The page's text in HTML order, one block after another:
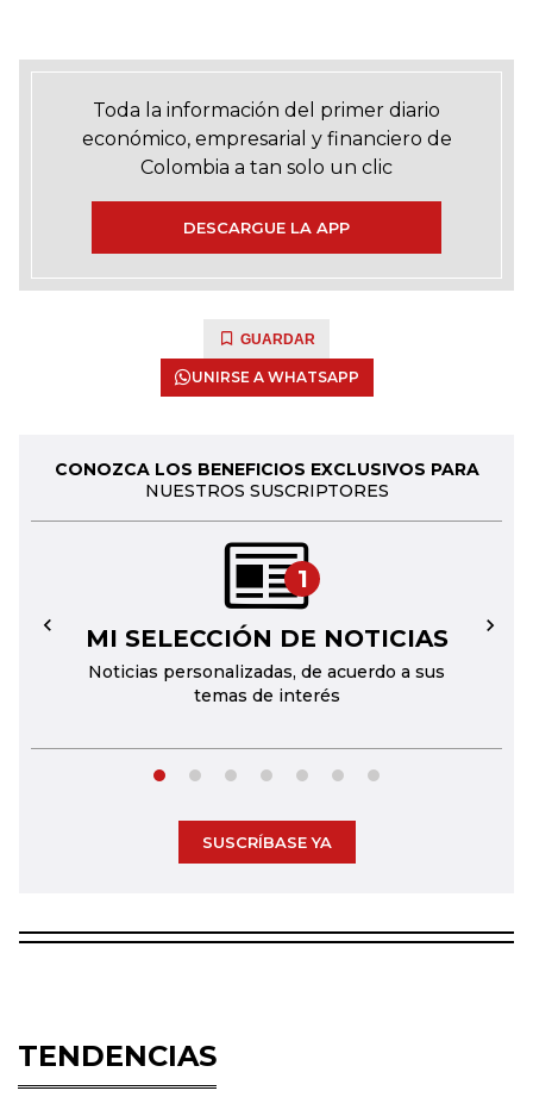
Toda la información del primer diario
económico, empresarial y financiero de
Colombia a tan solo un clic
DESCARGUE LA APP
GUARDAR
UNIRSE A WHATSAPP
CONOZCA LOS BENEFICIOS EXCLUSIVOS PARA
NUESTROS SUSCRIPTORES
1
MI SELECCIÓN DE NOTICIAS
Noticias personalizadas, de acuerdo a sus
temas de interés
← →
SUSCRÍBASE YA
TENDENCIAS